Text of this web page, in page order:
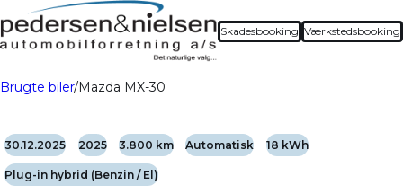
Skadesbooking Værkstedsbooking
Brugte biler Mazda MX-30
30.12.2025 2025 3.800 km Automatisk 18 kWh
Plug-in hybrid (Benzin / El)